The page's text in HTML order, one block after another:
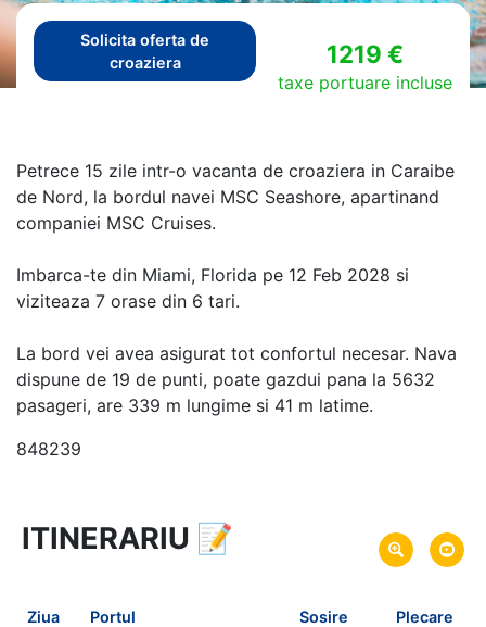
Solicita oferta de
croaziera
1219 €
taxe portuare incluse
Petrece 15 zile intr-o vacanta de croaziera in Caraibe
de Nord, la bordul navei MSC Seashore, apartinand
companiei MSC Cruises.
Imbarca-te din Miami, Florida pe 12 Feb 2028 si
viziteaza 7 orase din 6 tari.
La bord vei avea asigurat tot confortul necesar. Nava
dispune de 19 de punti, poate gazdui pana la 5632
pasageri, are 339 m lungime si 41 m latime.
848239
15 zile vacanta de croaziera in
link oferta
Plecare pe 12 Feb 2028 din Miami, Florida, SUA
ITINERARIU 📝
Ziua Portul Sosire Plecare